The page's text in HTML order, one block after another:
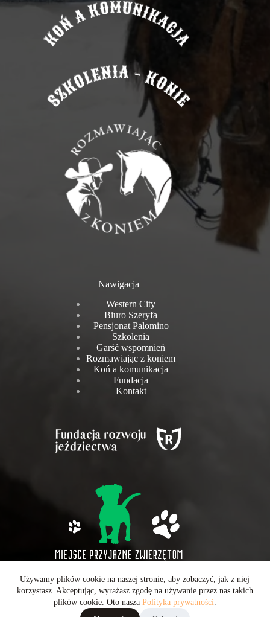
Używamy plików cookie na naszej stronie, aby zobaczyć, jak z niej
korzystasz. Akceptując, wyrażasz zgodę na używanie przez nas takich
plików cookie. Oto nasza Polityka prywatności.
Nawigacja
Western City
Biuro Szeryfa
Pensjonat Palomino
Szkolenia
Garść wspomnień
Rozmawiając z koniem
Koń a komunikacja
Fundacja
Kontakt
Wszelkie prawa zastrzeżone © 2026 - Operatorem strony jest
CarboMedia Sp. z o.o.